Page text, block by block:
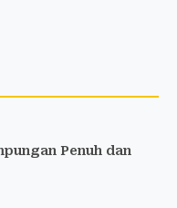
Penuh dan